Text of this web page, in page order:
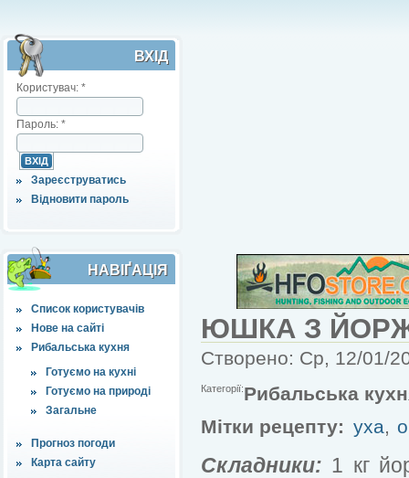
ВХІД
Користувач: *
Пароль: *
Зареєструватись
Відновити пароль
НАВІҐАЦІЯ
Список користувачів
Нове на сайті
Рибальська кухня
Готуємо на кухні
Готуємо на природі
Загальне
Прогноз погоди
Карта сайту
ЮШКА З
Створено: Ср, 12/01/
Категорії:Рибальська
Мітки рецепту: уха,
Складники: 1 кг